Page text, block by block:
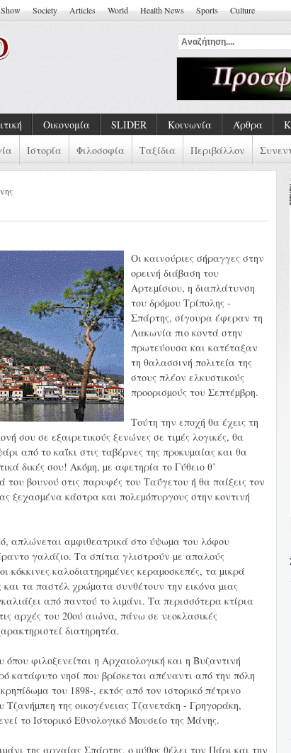
Society Articles World Health News Sports Culture
Οικονομία SLIDER Κοινωνία Άρθρα
Ιστορία Φιλοσοφία Ταξίδια Περιβάλλον
Oι καινούριες σήραγγες στην
ορεινή διάβαση του
Αρτεµίσιου, η διαπλάτυνση
του δρόµου Τρίπολης -
Σπάρτης, σίγουρα έφεραν τη
Λακωνία πιο κοντά στην
πρωτεύουσα και κατέταξαν
τη θαλασσινή πολιτεία της
στους πλέον ελκυστικούς
προορισµούς του Σεπτέµβρη.
Τούτη την εποχή θα έχεις τη
σου σε εξαιρετικούς ξενώνες σε τιµές λογικές, θα
από το καΐκι στις ταβέρνες της προκυµαίας και θα
δικές σου! Ακόµη, µε αφετηρία το Γύθειο θ’
του βουνού στις παρυφές του Ταΰγετου ή θα παίξεις τον
ξεχασµένα κάστρα και πολεµόπυργους στην κοντινή
απλώνεται αµφιθεατρικά στο ύψωµα του λόφου
γαλάζιο. Τα σπίτια γλιστρούν µε απαλούς
κόκκινες καλοδιατηρηµένες κεραµοσκεπές, τα µικρά
και τα παστέλ χρώµατα συνθέτουν την εικόνα µιας
από παντού το λιµάνι. Τα περισσότερα κτίρια
αρχές του 20ού αιώνα, πάνω σε νεοκλασικές
διατηρητέα.
όπου φιλοξενείται η Αρχαιολογική και η Βυζαντινή
κατάφυτο νησί που βρίσκεται απέναντι από την πόλη
του 1898-, εκτός από τον ιστορικό πέτρινο
της οικογένειας Τζανετάκη - Γρηγοράκη,
το Ιστορικό Εθνολογικό Μουσείο της Μάνης.
της αρχαίας Σπάρτης, ο µύθος θέλει τον Πάρι και την